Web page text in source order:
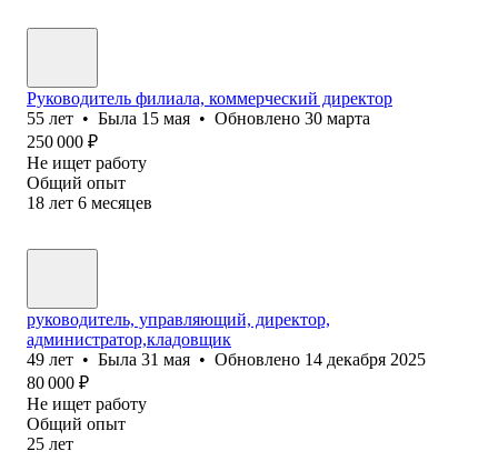
Руководитель филиала, коммерческий директор
55 лет • Была 15 мая • Обновлено 30 марта
250 000 ₽
Не ищет работу
Общий опыт
18 лет 6 месяцев
руководитель, управляющий, директор,
администратор,кладовщик
49 лет • Была 31 мая • Обновлено 14 декабря 2025
80 000 ₽
Не ищет работу
Общий опыт
25 лет